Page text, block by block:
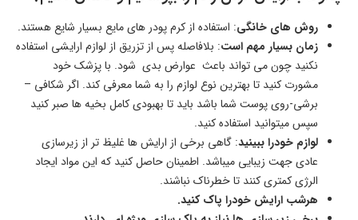
روش های خانگی: استفاده از کرم پودر های مایع بسیار شایع هستند.
زمان بسیار مهم است: بلافاصله پس از تزریق از لوازم ارایشی استفاده
نکنید چون می تواند باعث عوارض بدی شود. با پزشک خود
مشورت کنید تا بهترین نوع لوازم را به شما معرفی کند. اگر شکافی –
برشی-روی پوست شما باشد باید تا بهبودی کامل بخیه ها صبر کنید
سپس میتوانید استفاده کنید.
لوازم خودرا ببینید: گاهی برخی از ارایش ها غلیظ تر از زیرسازی
عادی جهت زیبایی میباشد. اطمینان حاصل کنید که این مواد ایجاد
الرژی کمتری کنند تا خطرناک نباشند.
هرشب ارایش خودرا پاک کنید.